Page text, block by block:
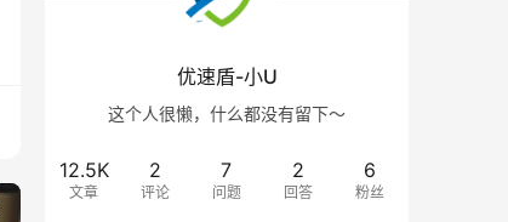
优速盾-小U
这个人很懒，什么都没有留下～
12.5K
文章
2
评论
7
问题
2
回答
6
粉丝